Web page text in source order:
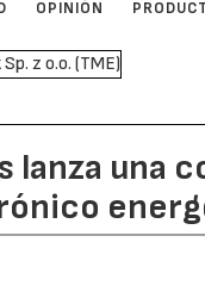
OPINIÓN
lanza una